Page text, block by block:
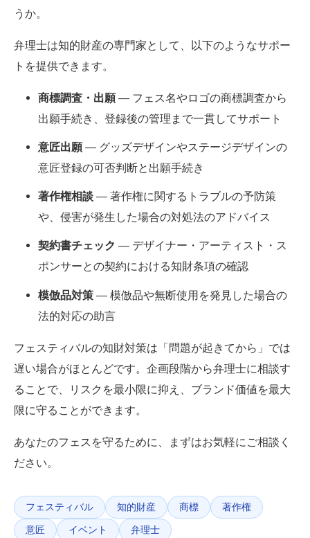
うか。
弁理士は知的財産の専門家として、以下のようなサポー
トを提供できます。
商標調査・出願― フェス名やロゴの商標調査から
出願手続き、登録後の管理まで一貫してサポート
意匠出願― グッズデザインやステージデザインの
意匠登録の可否判断と出願手続き
著作権相談 ― 著作権に関するトラブルの予防策
や、侵害が発生した場合の対処法のアドバイス
契約書チェック ― デザイナー・アーティスト・ス
ポンサーとの契約における知財条項の確認
模倣品対策 ― 模倣品や無断使用を発見した場合の
法的対応の助言
フェスティバルの知財対策は「問題が起きてから」では
遅い場合がほとんどです。企画段階から弁理士に相談す
ることで、リスクを最小限に抑え、ブランド価値を最大
限に守ることができます。
あなたのフェスを守るために、まずはお気軽にご相談く
ださい。
フェスティバル 知的財産 商標
著作権
意匠
イベント 弁理士